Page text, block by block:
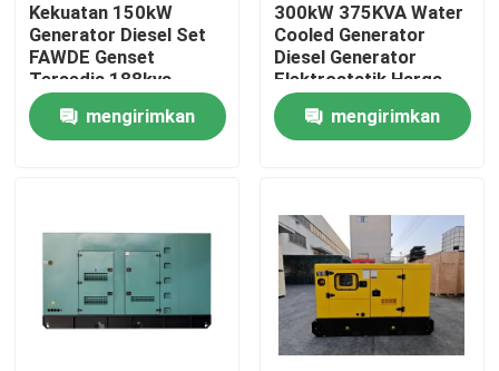
Rumah
Video
Tentang kami
Kekuatan 150kW
Generator Diesel Set
FAWDE Genset
Tersedia 188kva
Power Generator
Harga pabrik
Generator diesel tahan
mengirimkan
300kW 375KVA Water
Cooled Generator
Diesel Generator
Elektrostatik Harga
Portable Silent atau
Open Type Generator
Diesel Listrik
mengirimkan